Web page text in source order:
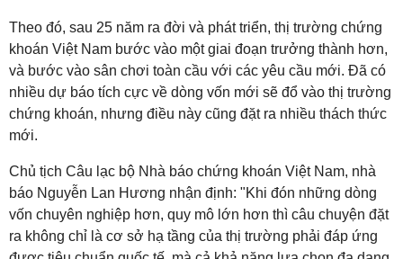
Theo đó, sau 25 năm ra đời và phát triển, thị trường chứng
khoán Việt Nam bước vào một giai đoạn trưởng thành hơn,
và bước vào sân chơi toàn cầu với các yêu cầu mới. Đã có
nhiều dự báo tích cực về dòng vốn mới sẽ đổ vào thị trường
chứng khoán, nhưng điều này cũng đặt ra nhiều thách thức
mới.
Chủ tịch Câu lạc bộ Nhà báo chứng khoán Việt Nam, nhà
báo Nguyễn Lan Hương nhận định: "Khi đón những dòng
vốn chuyên nghiệp hơn, quy mô lớn hơn thì câu chuyện đặt
ra không chỉ là cơ sở hạ tầng của thị trường phải đáp ứng